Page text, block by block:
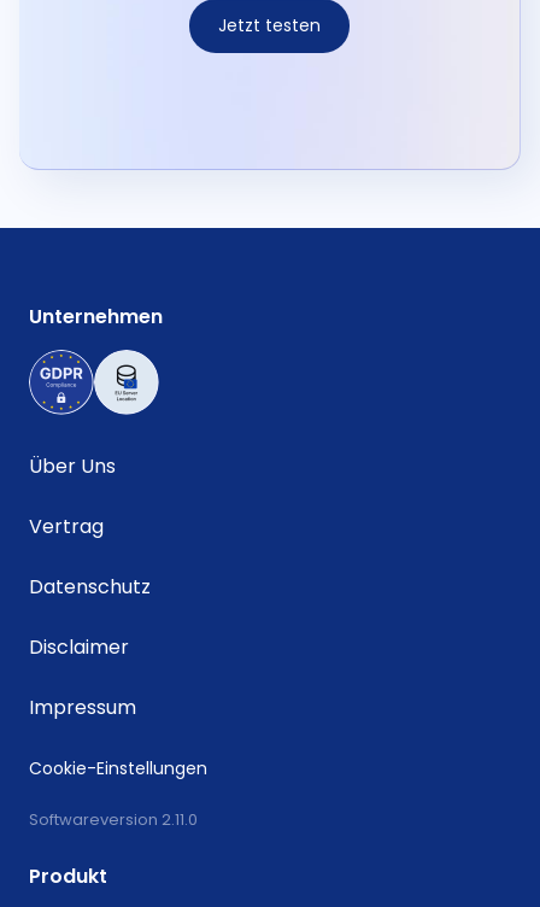
Jetzt testen
Unternehmen
Über Uns
Vertrag
Datenschutz
Disclaimer
Impressum
Cookie-Einstellungen
Softwareversion 2.11.0
Produkt